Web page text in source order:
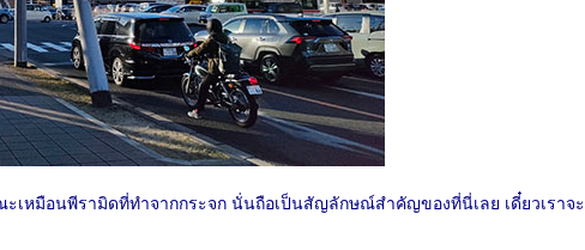
เหมือนพีรามิดที่ทำจากกระจก นั่นถือเป็นสัญลักษณ์สำคัญของที่นี่เลย เดี๋ยวเราจะ